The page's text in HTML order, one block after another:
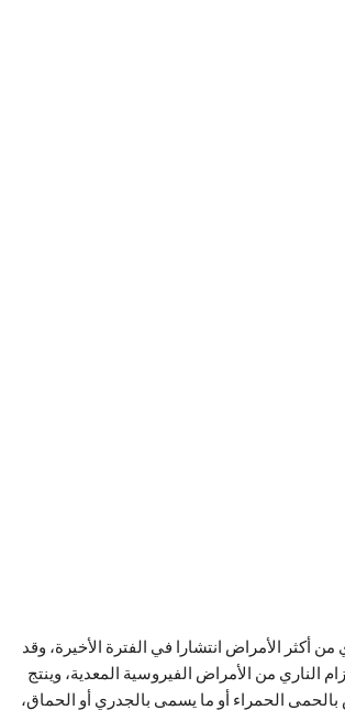
من أكثر الأمراض انتشارا في الفترة الأخيرة، وقد
الناري من الأمراض الفيروسية المعدية، وينتج
الحمراء أو ما يسمى بالجدري أو الحماق،